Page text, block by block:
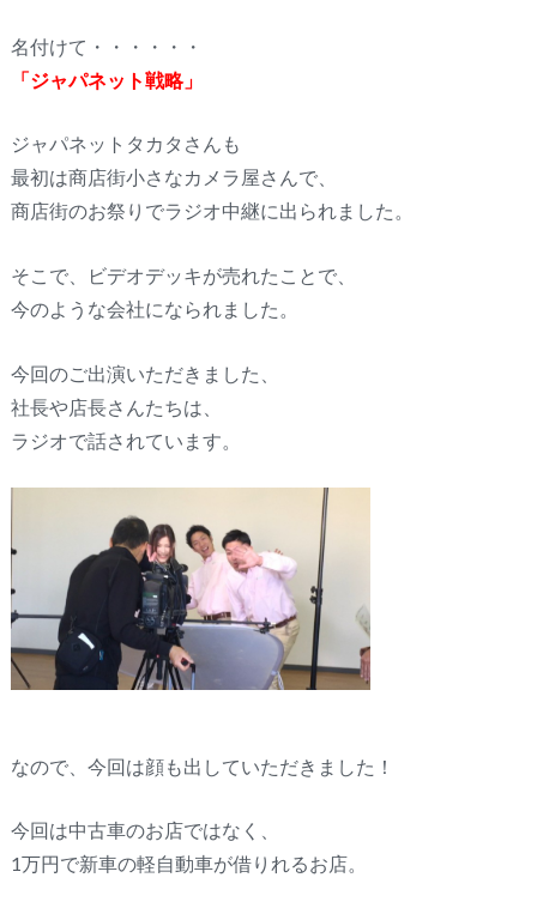
名付けて・・・・・・
「ジャパネット戦略」
ジャパネットタカタさんも
最初は商店街小さなカメラ屋さんで、
商店街のお祭りでラジオ中継に出られました。
そこで、ビデオデッキが売れたことで、
今のような会社になられました。
今回のご出演いただきました、
社長や店長さんたちは、
ラジオで話されています。
なので、今回は顔も出していただきました！
今回は中古車のお店ではなく、
1万円で新車の軽自動車が借りれるお店。